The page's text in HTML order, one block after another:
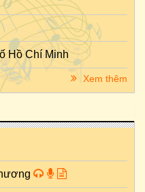
Hồ Chí Minh
Xem thêm